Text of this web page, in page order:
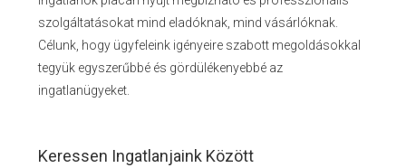
szolgáltatásokat mind eladóknak, mind vásárlóknak.
Célunk, hogy ügyfeleink igényeire szabott megoldásokkal
tegyük egyszerűbbé és gördülékenyebbé az
ingatlanügyeket.
Keressen Ingatlanjaink Között